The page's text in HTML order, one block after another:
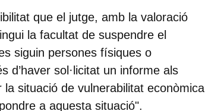
que el jutge, amb la valoració
la facultat de suspendre el
siguin persones físiques o
d’haver sol·licitat un informe als
situació de vulnerabilitat econòmica
a aquesta situació".